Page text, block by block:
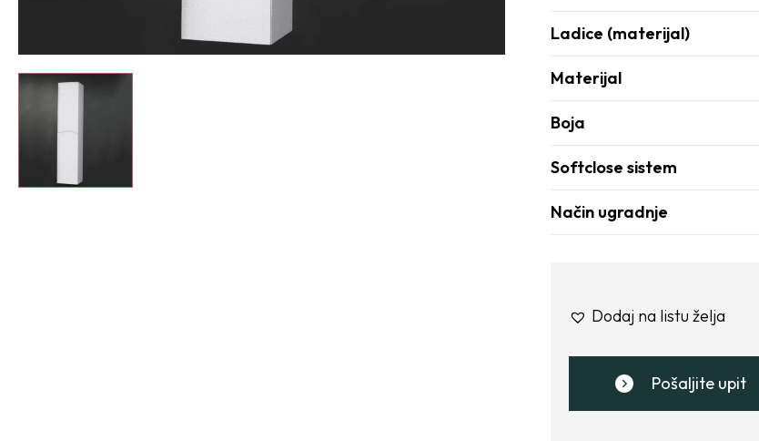
Ladice (materijal)
Materijal
Boja
Softclose sistem
Način ugradnje
Dodaj na listu želja
Pošaljite upit